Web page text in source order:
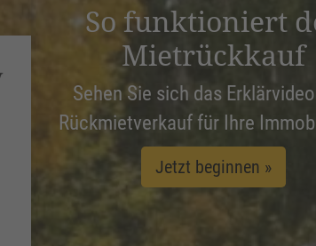
So funktioniert
Mietrückkauf
Sehen Sie sich das
Rückmietverkauf für Ihre
Jetzt beginnen »